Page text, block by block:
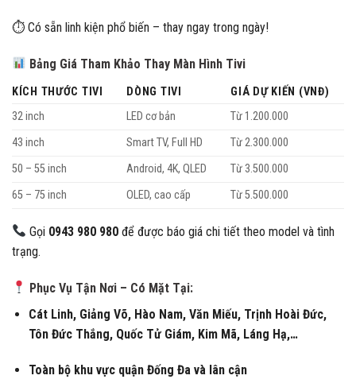
⏱ Có sẵn linh kiện phổ biến – thay ngay trong ngày!
Bảng Giá Tham Khảo Thay Màn Hình Tivi
KÍCH THƯỚC TIVI DÒNG TIVI
GIÁ DỰ KIẾN (VNĐ)
32 inch
LED cơ bản
Từ 1.200.000
43 inch
Smart TV, Full HD
Từ 2.300.000
50 – 55 inch
Android, 4K, QLED
Từ 3.500.000
65 – 75 inch
OLED, cao cấp Từ 5.500.000
Gọi 0943 980 980 để được báo giá chi tiết theo model và tình
trạng.
Phục Vụ Tận Nơi – Có Mặt Tại:
Cát Linh, Giảng Võ, Hào Nam, Văn Miếu, Trịnh Hoài Đức,
Tôn Đức Thắng, Quốc Tử Giám, Kim Mã, Láng Hạ,…
Toàn bộ khu vực quận Đống Đa và lân cận